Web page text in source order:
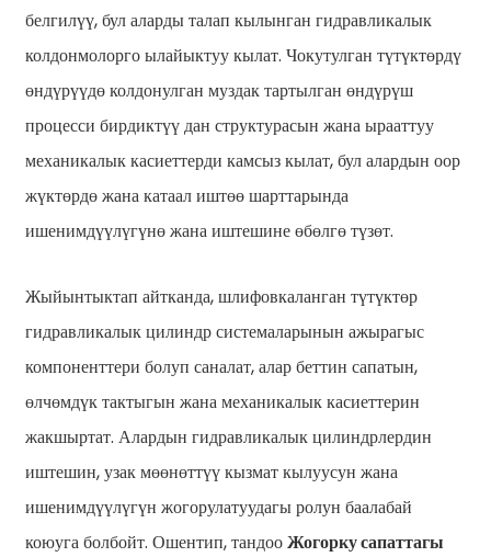
белгилүү, бул аларды талап кылынган гидравликалык
колдонмолорго ылайыктуу кылат. Чокутулган түтүктөрдү
өндүрүүдө колдонулган муздак тартылган өндүрүш
процесси бирдиктүү дан структурасын жана ырааттуу
механикалык касиеттерди камсыз кылат, бул алардын оор
жүктөрдө жана катаал иштөө шарттарында
ишенимдүүлүгүнө жана иштешине өбөлгө түзөт.
Жыйынтыктап айтканда, шлифовкаланган түтүктөр
гидравликалык цилиндр системаларынын ажырагыс
компоненттери болуп саналат, алар беттин сапатын,
өлчөмдүк тактыгын жана механикалык касиеттерин
жакшыртат. Алардын гидравликалык цилиндрлердин
иштешин, узак мөөнөттүү кызмат кылуусун жана
ишенимдүүлүгүн жогорулатуудагы ролун баалабай
коюуга болбойт. Ошентип, тандооЖогорку сапаттагы